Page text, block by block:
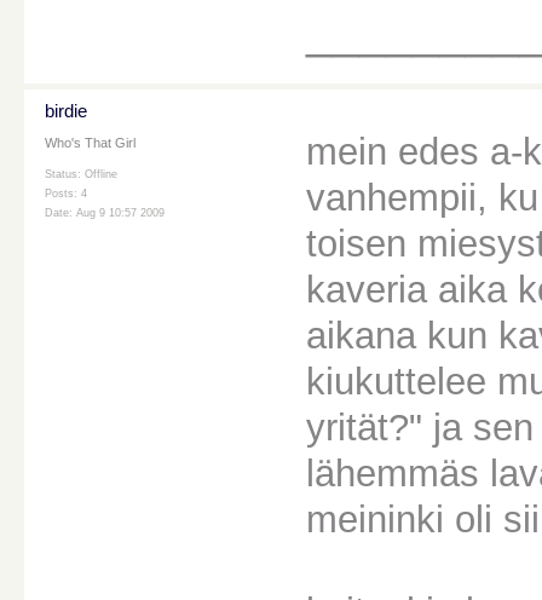
birdie
Who's That Girl
Status: Offline
Posts: 4
Date: Aug 9 10:57 2009
mein edes a-
vanhempii,
toisen
kaveria aika
aikana kun
kiukuttelee
yrität?" ja
lähemmäs
meininki oli